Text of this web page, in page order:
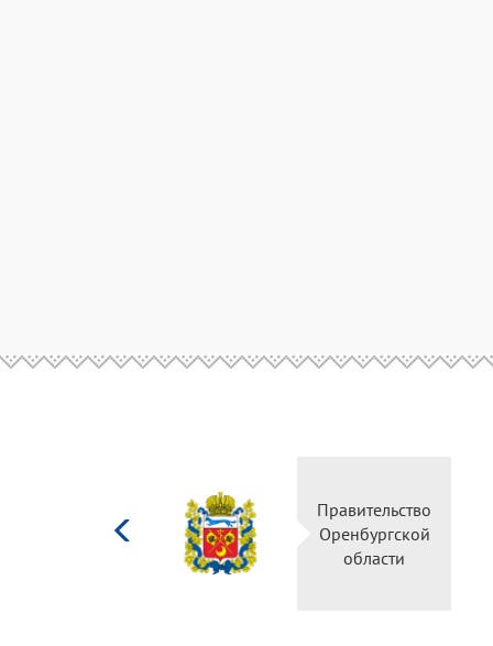
Правительство
Оренбургской
области